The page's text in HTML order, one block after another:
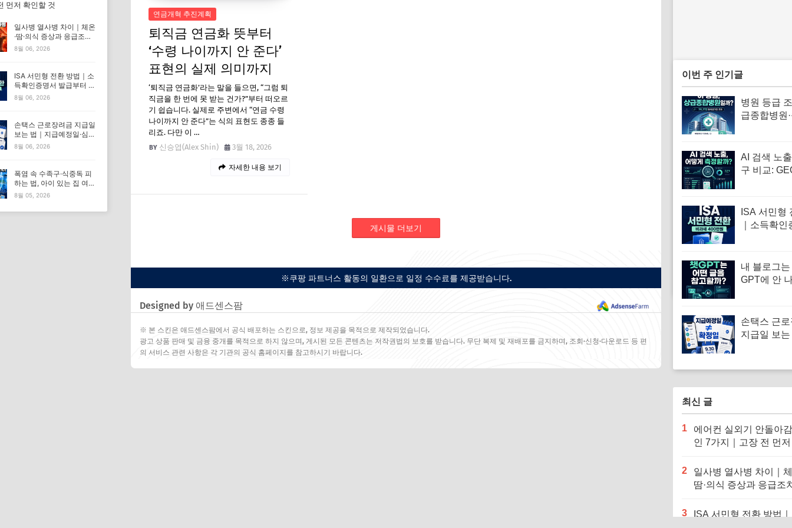
연금개혁 추진계획
퇴직금 연금화 뜻부터
‘수령 나이까지 안 준다’
표현의 실제 의미까지
‘퇴직금 연금화’라는 말을 들으면, “그럼 퇴
직금을 한 번에 못 받는 건가?”부터 떠오르
기 쉽습니다. 실제로 주변에서 “연금 수령
나이까지 안 준다”는 식의 표현도 종종 들
리죠. 다만 이 …
신승엽(Alex Shin)
3월 18, 2026
자세한 내용 보기
게시물 더보기
※쿠팡 파트너스 활동의 일환으로 일정 수수료를 제공받습니다.
Designed by 애드센스팜
※ 본 스킨은 애드센스팜에서 공식 배포하는 스킨으로, 정보 제공을 목적으로 제작되었습니다.
광고 상품 판매 및 금융 중개를 목적으로 하지 않으며, 게시된 모든 콘텐츠는 저작권법의 보호를 받습니다. 무단 복제 및 재배포를 금지하며, 조회·신청·다운로드 등 편
의 서비스 관련 사항은 각 기관의 공식 홈페이지를 참고하시기 바랍니다.
이번 주 인기글
병원 등급
급종합병원
AI 검색 노
구 비교:
ISA 서민형
｜소득확
내 블로그
GPT에 안
손택스 근
지급일 보
최신 글
1
에어컨 실외기 안돌아
인 7가지｜고장 전 먼
2
일사병 열사병 차이｜
땀·의식 증상과 응급조
3
ISA 서민형 전환 방법
먼저 확인할 것
일사병 열사병 차이｜체온
·땀·의식 증상과 응급조치
한눈에 비교
8월 06, 2026
ISA 서민형 전환 방법｜소
득확인증명서 발급부터 증
권사 신청까지
8월 06, 2026
손택스 근로장려금 지급일
보는 법｜지급예정일·심사
중·9월 30일 해석
8월 06, 2026
폭염 속 수족구·식중독 피
하는 법, 아이 있는 집 여름
철 예방수칙
8월 05, 2026